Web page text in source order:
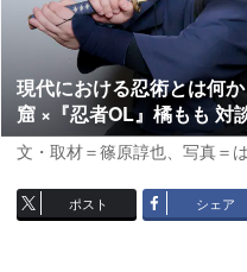
現代における忍術とは何
窟 ×『忍者OL』橘もも 対
文・取材＝篠原諄也、 写真＝
ポスト シェア